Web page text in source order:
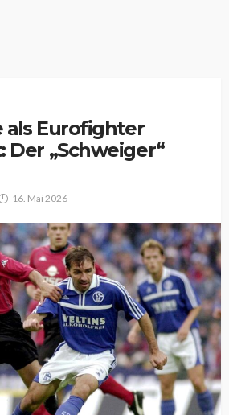
als Eurofighter
„Schweiger“
16. Mai 2026